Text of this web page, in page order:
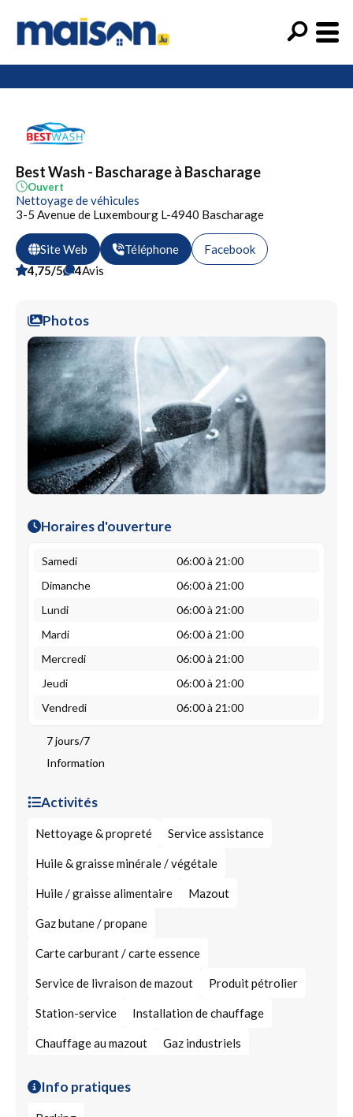
Best Wash - Bascharage à Bascharage
Ouvert
Nettoyage de véhicules
3-5 Avenue de Luxembourg L-4940 Bascharage
Site Web Téléphone
Facebook
4,75/5
4Avis
Photos
Horaires d'ouverture
Samedi
06:00 à 21:00
Dimanche
06:00 à 21:00
Lundi
06:00 à 21:00
Mardi
06:00 à 21:00
Mercredi
06:00 à 21:00
Jeudi
06:00 à 21:00
Vendredi
06:00 à 21:00
7 jours/7
Information
Activités
Nettoyage & propreté Service assistance
Huile & graisse minérale / végétale
Huile / graisse alimentaire Mazout
Gaz butane / propane
Carte carburant / carte essence
Service de livraison de mazout Produit pétrolier
Station-service Installation de chauffage
Chauffage au mazout Gaz industriels
Info pratiques